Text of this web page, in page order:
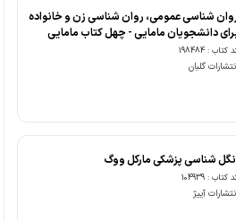
شناسی عمومی، روان شناسی زن و خانواده
دانشجویان مامایی - چهل کتاب مامایی
کتاب : 198484
گلبان
شناسی پزشکی مارکل ووگ
کتاب : 104939
آییژ